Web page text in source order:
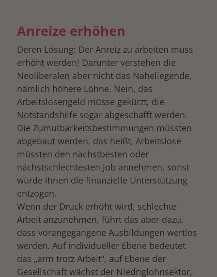
Anreize erhöhen
Deren Lösung: Der Anreiz zu arbeiten muss
erhöht werden! Darunter verstehen die
Neoliberalen aber nicht das Naheliegende,
nämlich höhere Löhne. Nein, das
Arbeitslosengeld müsse gekürzt, die
Notstandshilfe sogar abgeschafft werden.
Die Zumutbarkeitsbestimmungen müssten
abgebaut werden, das heißt, Arbeitslose
müssten den nächstbesten oder
nächstschlechtesten Job annehmen, sonst
würde ihnen die finanzielle Unterstützung
entzogen.
Wenn der Druck erhöht wird, schlechte
Arbeit anzunehmen, führt das aber dazu,
dass vorangegangene Ausbildungen wertlos
werden. Auf individueller Ebene bedeutet
das „arm trotz Arbeit“, auf Ebene der
Gesellschaft wächst der Niedriglohnsektor,